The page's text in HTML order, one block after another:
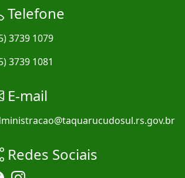
Telefone
3739 1079
3739 1081
E-mail
Redes Sociais